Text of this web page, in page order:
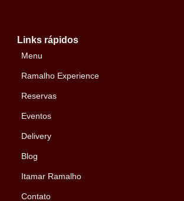
Links rápidos
Menu
Ramalho Experience
Reservas
Eventos
Delivery
Blog
Itamar Ramalho
Contato